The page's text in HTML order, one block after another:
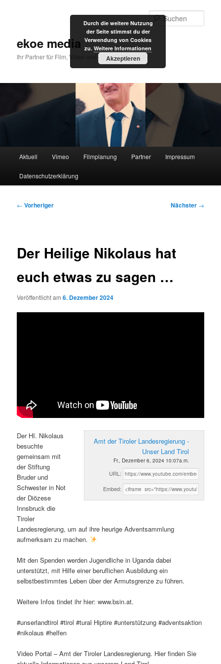
ekoe media
Ihr Partner für Film, Video und Internet
Aktuell Vimeo Filmplanung Partner Impressum
Datenschutzerklärung
Beitragsnavigation
← Vorheriger Nächster →
Der Heilige Nikolaus hat
euch etwas zu sagen …
Veröffentlicht am6. Dezember 2024
Amt der Tiroler Landesregierung -
Unser Land Tirol
Fr., Dezember 6, 2024 10:07a.m.
URL:
Embed:
Der HI. Nikolaus
besuchte
gemeinsam mit
der Stiftung
Bruder und
Schwester in Not
der Diözese
Innsbruck die
Tiroler
Landesregierung, um auf ihre heurige Adventsammlung
aufmerksam zu machen.
Mit den Spenden werden Jugendliche in Uganda dabei
unterstützt, mit Hilfe einer beruflichen Ausbildung ein
selbstbestimmtes Leben über der Armutsgrenze zu führen.
Weitere Infos tindet ihr hier: www.bsin.at.
#unserlandtirol #tirol #tural Hiptire #unterstützung #adventsaktion
#nikolaus #helfen
Video Portal – Amt der Tiroler Landesregierung. Hier finden Sie
Durch die weitere Nutzung
der Seite stimmst du der
Verwendung von Cookies
zu. Weitere Informationen
Akzeptieren